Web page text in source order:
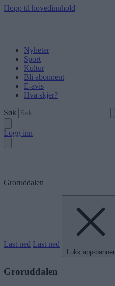
Hopp til hovedinnhold
Nyheter
Sport
Kultur
Bli abonnent
E-avis
Hva skjer?
Søk
Logg inn
Groruddalen
Last ned Last ned
Lukk app-banner
Groruddalen